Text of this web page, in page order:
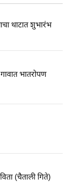
थाटात शुभारंभ
भातरोपण
(चैताली गिते)